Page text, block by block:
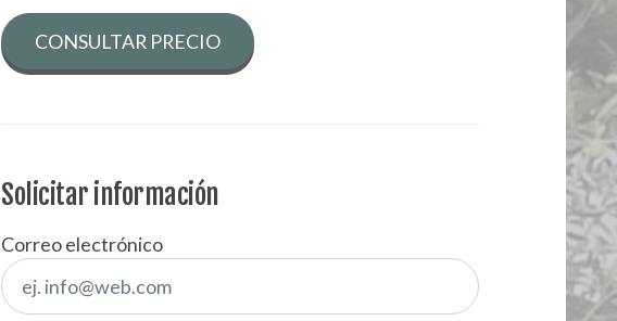
CONSULTAR PRECIO
Solicitar información
Correo electrónico